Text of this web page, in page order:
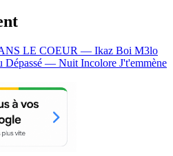
LE COEUR — Ikaz Boi M3lo
Dépassé — Nuit Incolore J't'emmène